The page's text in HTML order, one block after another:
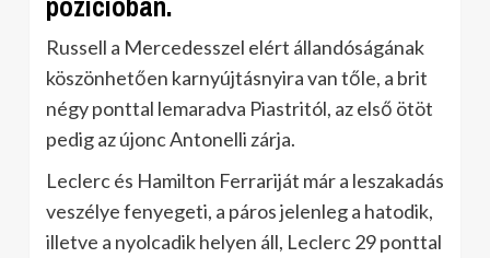
Russell a Mercedesszel elért állandóságának
köszönhetően karnyújtásnyira van tőle, a brit
négy ponttal lemaradva Piastritól, az első ötöt
pedig az újonc Antonelli zárja.
Leclerc és Hamilton Ferrariját már a leszakadás
veszélye fenyegeti, a páros jelenleg a hatodik,
illetve a nyolcadik helyen áll, Leclerc 29 ponttal